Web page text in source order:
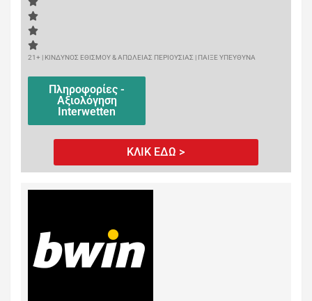
21+ | ΚΙΝΔΥΝΟΣ ΕΘΙΣΜΟΥ & ΑΠΩΛΕΙΑΣ ΠΕΡΙΟΥΣΙΑΣ | ΠΑΙΞΕ ΥΠΕΥΘΥΝΑ
Πληροφορίες -
Αξιολόγηση
Interwetten
ΚΛΙΚ ΕΔΩ >